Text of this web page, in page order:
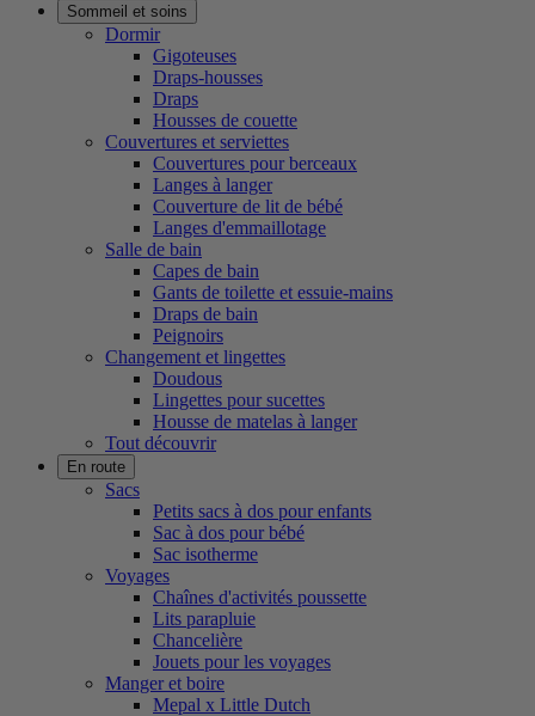
Sommeil et soins
Dormir
Gigoteuses
Draps-housses
Draps
Housses de couette
Couvertures et serviettes
Couvertures pour berceaux
Langes à langer
Couverture de lit de bébé
Langes d'emmaillotage
Salle de bain
Capes de bain
Gants de toilette et essuie-mains
Draps de bain
Peignoirs
Changement et lingettes
Doudous
Lingettes pour sucettes
Housse de matelas à langer
Tout découvrir
En route
Sacs
Petits sacs à dos pour enfants
Sac à dos pour bébé
Sac isotherme
Voyages
Chaînes d'activités poussette
Lits parapluie
Chancelière
Jouets pour les voyages
Manger et boire
Mepal x Little Dutch